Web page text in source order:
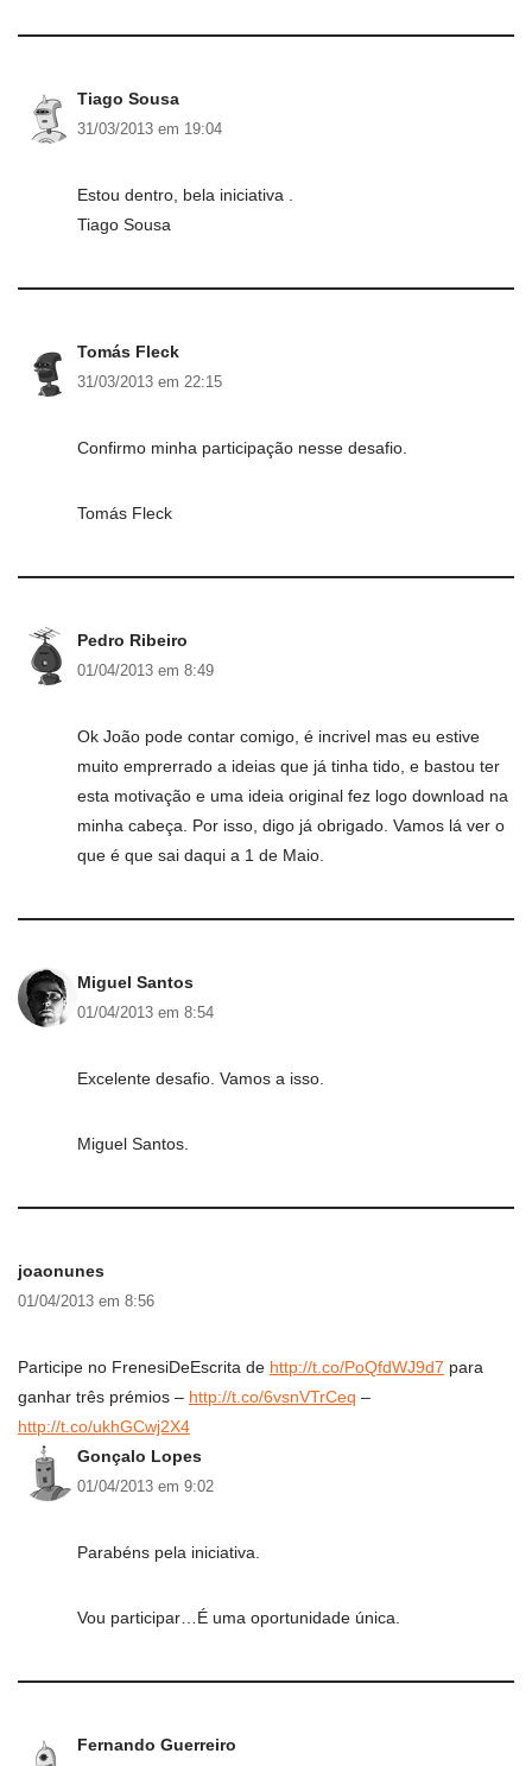
Tiago Sousa
31/03/2013 em 19:04
Estou dentro, bela iniciativa .
Tiago Sousa
Tomás Fleck
31/03/2013 em 22:15
Confirmo minha participação nesse desafio.
Tomás Fleck
Pedro Ribeiro
01/04/2013 em 8:49
Ok João pode contar comigo, é incrivel mas eu estive
muito emprerrado a ideias que já tinha tido, e bastou ter
esta motivação e uma ideia original fez logo download na
minha cabeça. Por isso, digo já obrigado. Vamos lá ver o
que é que sai daqui a 1 de Maio.
Miguel Santos
01/04/2013 em 8:54
Excelente desafio. Vamos a isso.
Miguel Santos.
joaonunes
01/04/2013 em 8:56
Participe no FrenesiDeEscrita de http://t.co/PoQfdWJ9d7 para
ganhar três prémios – http://t.co/6vsnVTrCeq –
http://t.co/ukhGCwj2X4
Gonçalo Lopes
01/04/2013 em 9:02
Parabéns pela iniciativa.
Vou participar…É uma oportunidade única.
Fernando Guerreiro